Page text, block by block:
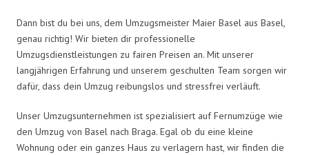
Dann bist du bei uns, dem Umzugsmeister Maier Basel aus Basel,
genau richtig! Wir bieten dir professionelle
Umzugsdienstleistungen zu fairen Preisen an. Mit unserer
langjährigen Erfahrung und unserem geschulten Team sorgen wir
dafür, dass dein Umzug reibungslos und stressfrei verläuft.
Unser Umzugsunternehmen ist spezialisiert auf Fernumzüge wie
den Umzug von Basel nach Braga. Egal ob du eine kleine
Wohnung oder ein ganzes Haus zu verlagern hast, wir finden die